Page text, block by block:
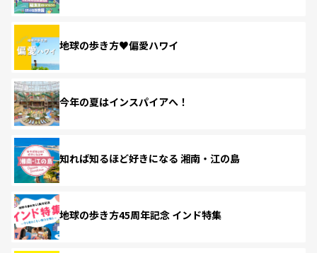
地球の歩き方♥偏愛ハワイ
今年の夏はインスパイアへ！
知れば知るほど好きになる 湘南・江の島
地球の歩き方45周年記念 インド特集